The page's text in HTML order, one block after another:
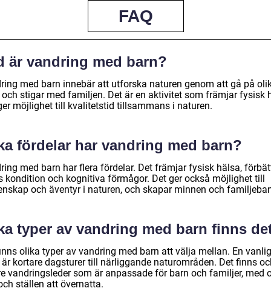
FAQ
är vandring med barn?
med barn innebär att utforska naturen genom att gå på
och stigar med familjen. Det är en aktivitet som främjar fysisk
möjlighet till kvalitetstid tillsammans i naturen.
fördelar har vandring med barn?
med barn har flera fördelar. Det främjar fysisk hälsa,
kondition och kognitiva förmågor. Det ger också möjlighet till
och äventyr i naturen, och skapar minnen och
typer av vandring med barn finns
olika typer av vandring med barn att välja mellan. En vanlig
kortare dagsturer till närliggande naturområden. Det finns
vandringsleder som är anpassade för barn och familjer, med
ställen att övernatta.